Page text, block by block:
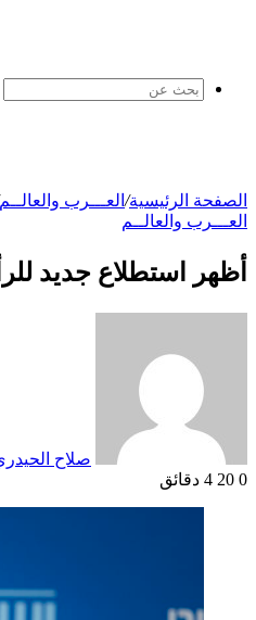
الصفحة الرئيسية/ العـــرب والعالــم
العـــرب والعالــم
أظهر استطلاع جديد
صلاح
0
4 دقائق